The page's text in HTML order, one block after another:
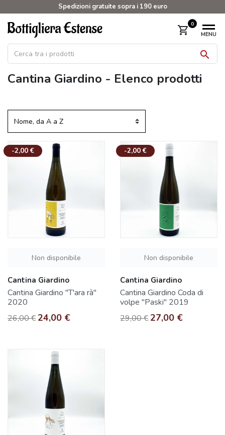
Spedizioni gratuite sopra i 190 euro
shopping_cart 0
MENU

Cantina Giardino - Elenco prodotti
Non disponibile
Cantina Giardino
Cantina Giardino "T'ara rà"
2020
Prezzo base
26,00 € Prezzo
24,00 €
-2,00 €
Non disponibile
Cantina Giardino
Cantina Giardino Coda di
volpe "Paski" 2019
Prezzo base
29,00 € Prezzo
27,00 €
-2,00 €